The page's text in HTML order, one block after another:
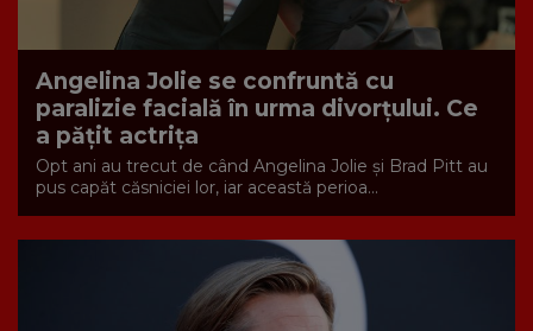
Angelina Jolie se confruntă cu
paralizie facială în urma divorțului. Ce
a pățit actrița
Opt ani au trecut de când Angelina Jolie și Brad Pitt au
pus capăt căsniciei lor, iar această perioa...